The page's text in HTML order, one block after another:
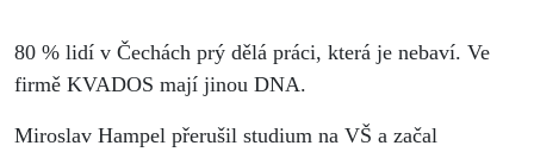
80 % lidí v Čechách prý dělá práci, která je nebaví. Ve
firmě KVADOS mají jinou DNA.
Miroslav Hampel přerušil studium na VŠ a začal